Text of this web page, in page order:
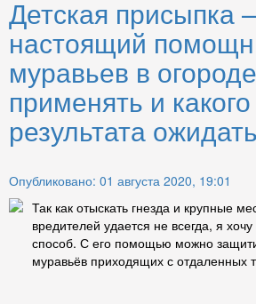
Детская присыпка
настоящий
муравьев в
применять и какого
результата
Опубликовано: 01 августа 2020, 19:01
Так как отыскать гнезда и крупные
вредителей удается не всегда, я
способ. С его помощью можно
муравьёв приходящих с отдаленных